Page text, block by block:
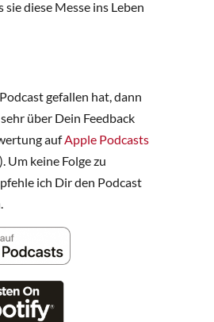
sie diese Messe ins Leben
gefallen hat, dann
über Dein Feedback
aufApple Podcasts
Um keine Folge zu
ich Dir den Podcast